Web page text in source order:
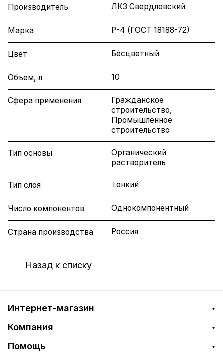
Производитель ЛКЗ Свердловский
Марка Р-4 (ГОСТ 18188-72)
Цвет Бесцветный
Объем, л 10
Сфера применения
Гражданское
строительство,
Промышленное
строительство
Тип основы
Органический
растворитель
Тип слоя Тонкий
Число компонентов Однокомпонентный
Страна производства Россия
Назад к списку
Интернет-магазин
Компания
Помощь